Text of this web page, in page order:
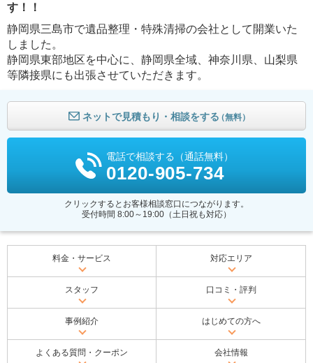
す！！
静岡県三島市で遺品整理・特殊清掃の会社として開業いた
しました。
静岡県東部地区を中心に、静岡県全域、神奈川県、山梨県
等隣接県にも出張させていただきます。
ネットで見積もり・相談をする（無料）
電話で相談する（通話無料）
0120-905-734
クリックするとお客様相談窓口につながります。
受付時間 8:00～19:00（土日祝も対応）
料金・サービス 対応エリア
スタッフ 口コミ・評判
事例紹介 はじめての方へ
よくある質問・クーポン 会社情報